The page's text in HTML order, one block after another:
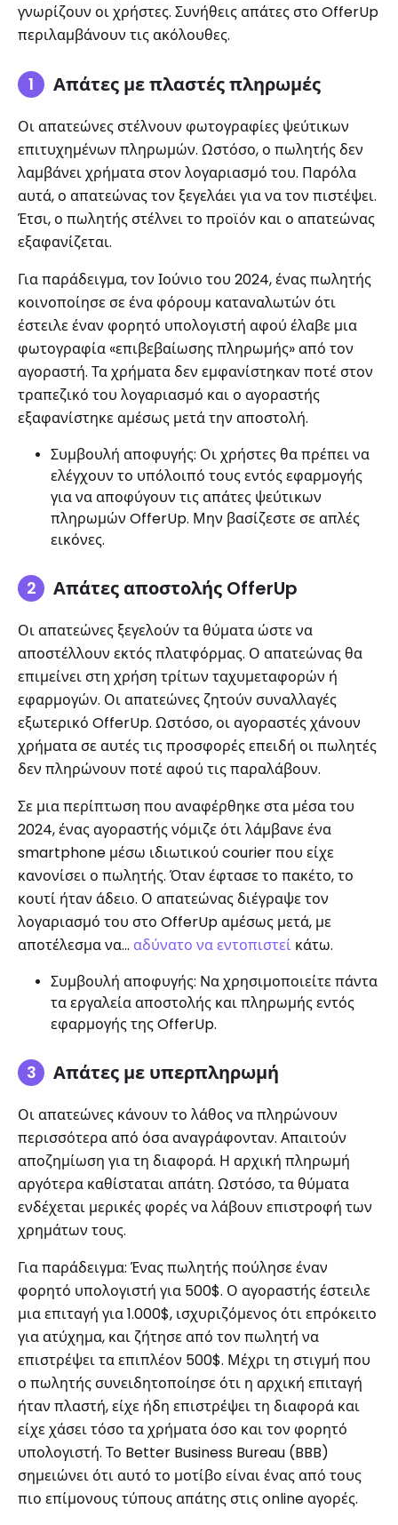
γνωρίζουν οι χρήστες. Συνήθεις απάτες στο OfferUp
περιλαμβάνουν τις ακόλουθες.
Απάτες με πλαστές πληρωμές
Οι απατεώνες στέλνουν φωτογραφίες ψεύτικων
επιτυχημένων πληρωμών. Ωστόσο, ο πωλητής δεν
λαμβάνει χρήματα στον λογαριασμό του. Παρόλα
αυτά, ο απατεώνας τον ξεγελάει για να τον πιστέψει.
Έτσι, ο πωλητής στέλνει το προϊόν και ο απατεώνας
εξαφανίζεται.
Για παράδειγμα, τον Ιούνιο του 2024, ένας πωλητής
κοινοποίησε σε ένα φόρουμ καταναλωτών ότι
έστειλε έναν φορητό υπολογιστή αφού έλαβε μια
φωτογραφία «επιβεβαίωσης πληρωμής» από τον
αγοραστή. Τα χρήματα δεν εμφανίστηκαν ποτέ στον
τραπεζικό του λογαριασμό και ο αγοραστής
εξαφανίστηκε αμέσως μετά την αποστολή.
Συμβουλή αποφυγής: Οι χρήστες θα πρέπει να
ελέγχουν το υπόλοιπό τους εντός εφαρμογής
για να αποφύγουν τις απάτες ψεύτικων
πληρωμών OfferUp. Μην βασίζεστε σε απλές
εικόνες.
Απάτες αποστολής OfferUp
Οι απατεώνες ξεγελούν τα θύματα ώστε να
αποστέλλουν εκτός πλατφόρμας. Ο απατεώνας θα
επιμείνει στη χρήση τρίτων ταχυμεταφορών ή
εφαρμογών. Οι απατεώνες ζητούν συναλλαγές
εξωτερικό OfferUp. Ωστόσο, οι αγοραστές χάνουν
χρήματα σε αυτές τις προσφορές επειδή οι πωλητές
δεν πληρώνουν ποτέ αφού τις παραλάβουν.
Σε μια περίπτωση που αναφέρθηκε στα μέσα του
2024, ένας αγοραστής νόμιζε ότι λάμβανε ένα
smartphone μέσω ιδιωτικού courier που είχε
κανονίσει ο πωλητής. Όταν έφτασε το πακέτο, το
κουτί ήταν άδειο. Ο απατεώνας διέγραψε τον
λογαριασμό του στο OfferUp αμέσως μετά, με
αποτέλεσμα να... αδύνατο να εντοπιστεί κάτω.
Συμβουλή αποφυγής: Να χρησιμοποιείτε πάντα
τα εργαλεία αποστολής και πληρωμής εντός
εφαρμογής της OfferUp.
Απάτες με υπερπληρωμή
Οι απατεώνες κάνουν το λάθος να πληρώνουν
περισσότερα από όσα αναγράφονταν. Απαιτούν
αποζημίωση για τη διαφορά. Η αρχική πληρωμή
αργότερα καθίσταται απάτη. Ωστόσο, τα θύματα
ενδέχεται μερικές φορές να λάβουν επιστροφή των
χρημάτων τους.
Για παράδειγμα: Ένας πωλητής πούλησε έναν
φορητό υπολογιστή για 500$. Ο αγοραστής έστειλε
μια επιταγή για 1.000$, ισχυριζόμενος ότι επρόκειτο
για ατύχημα, και ζήτησε από τον πωλητή να
επιστρέψει τα επιπλέον 500$. Μέχρι τη στιγμή που
ο πωλητής συνειδητοποίησε ότι η αρχική επιταγή
ήταν πλαστή, είχε ήδη επιστρέψει τη διαφορά και
είχε χάσει τόσο τα χρήματα όσο και τον φορητό
υπολογιστή. Το Better Business Bureau (BBB) ​​
σημειώνει ότι αυτό το μοτίβο είναι ένας από τους
πιο επίμονους τύπους απάτης στις online αγορές.